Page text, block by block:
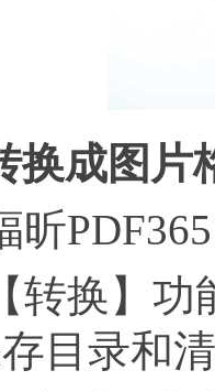
换成图片
PDF365
换】功
目录和